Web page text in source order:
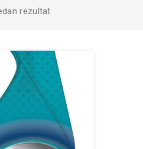
rezultat